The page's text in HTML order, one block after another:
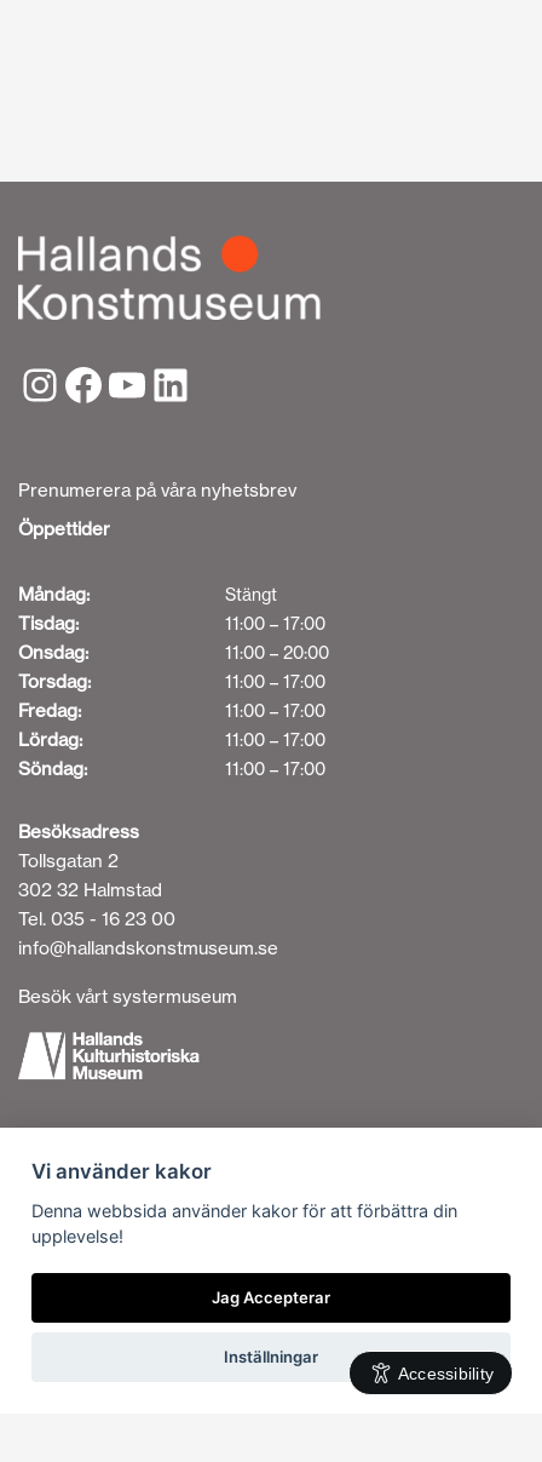
Prenumerera på våra nyhetsbrev
Öppettider
Måndag: Stängt
Tisdag: 11:00 – 17:00
Onsdag: 11:00 – 20:00
Torsdag: 11:00 – 17:00
Fredag: 11:00 – 17:00
Lördag: 11:00 – 17:00
Söndag: 11:00 – 17:00
Besöksadress
Tollsgatan 2
302 32 Halmstad
Tel. 035 - 16 23 00
info@hallandskonstmuseum.se
Besök vårt systermuseum
Personuppgiftshantering
Om cookies
Kontakta oss
Vi är en del av
Accessibility
Vi använder kakor
Denna webbsida använder kakor för att förbättra din
upplevelse!
Jag Accepterar
Inställningar